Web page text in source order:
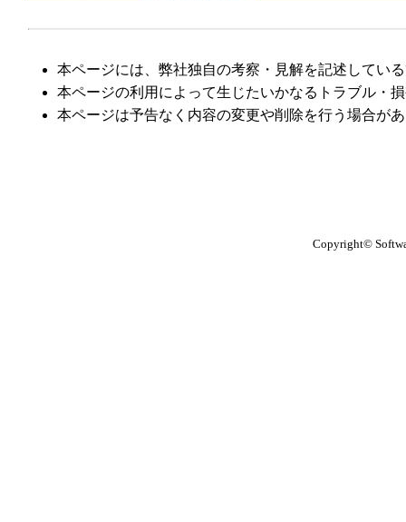
本ページには、弊社独自の考察・見解を記述してい
本ページの利用によって生じたいかなるトラブル・
本ページは予告なく内容の変更や削除を行う場合が
Copyright©